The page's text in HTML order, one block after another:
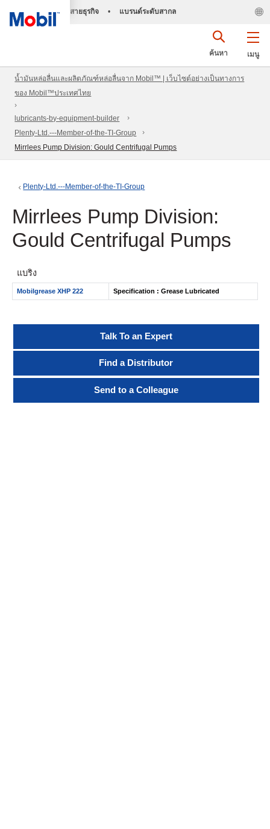
สายธุรกิจ • แบรนด์ระดับสากล
เมนู
ค้นหา
น้ำมันหล่อลื่นและผลิตภัณฑ์หล่อลื่นจาก Mobil™ | เว็บไซต์อย่างเป็นทางการ
ของ Mobil™ประเทศไทย
lubricants-by-equipment-builder
Plenty-Ltd.---Member-of-the-TI-Group
Mirrlees Pump Division: Gould Centrifugal Pumps
Plenty-Ltd.---Member-of-the-TI-Group
Mirrlees Pump Division:
Gould Centrifugal Pumps
แบริ่ง
Mobilgrease XHP 222 Specification : Grease Lubricated
Talk To an Expert
Find a Distributor
Send to a Colleague